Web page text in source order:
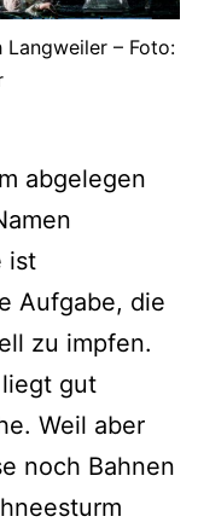
Langweiler – Foto:
abgelegen
ist
Aufgabe, die
zu impfen.
gut
Weil aber
noch Bahnen